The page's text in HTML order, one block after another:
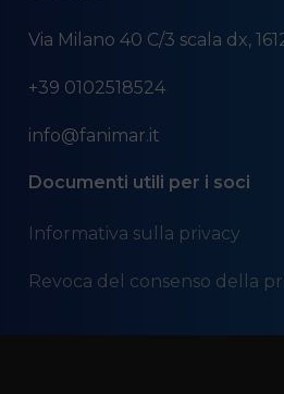
Via Milano 40 C/3 scala dx,
+39 0102518524
info@fanimar.it
Documenti utili per i soci
Informativa sulla privacy
Revoca del consenso della